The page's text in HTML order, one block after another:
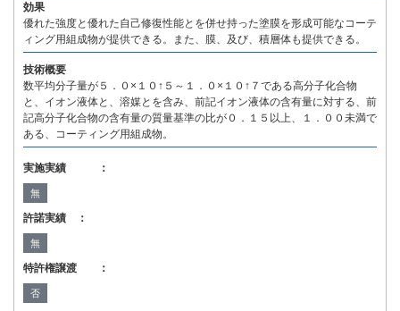
効果
優れた強度と優れた自己修復性能とを併せ持った塗膜を形成可能なコーテ
ィング用組成物が提供できる。また、膜、及び、積層体も提供できる。
技術概要
数平均分子量が５．０×１０↑５～１．０×１０↑７である高分子化合物
と、イオン液体と、溶媒とを含み、前記イオン液体の含有量に対する、前
記高分子化合物の含有量の質量基準の比が０．１５以上、１．００未満で
ある、コーティング用組成物。
実施実績 ：
無
許諾実績 ：
無
特許権譲渡 ：
否